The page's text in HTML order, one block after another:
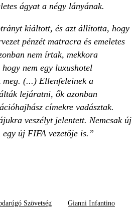
ágyat a négy lányának.
kiáltott, és azt állította, hogy
pénzét matracra és emeletes
nem írtak, mekkora
nem egy luxushotel
meg. (...) Ellenfeleinek a
lejáratni, ők azonban
címekre vadásztak.
veszélyt jelentett. Nemcsak új
új FIFA vezetője is.”
Szövetség Gianni Infantino